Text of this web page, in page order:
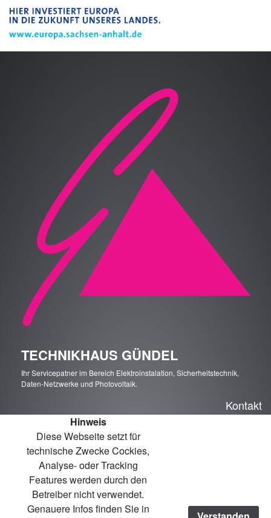
TECHNIKHAUS GÜNDEL
Ihr Servicepatner im Bereich Elektroinstalation, Sicherheitstechnik,
Daten-Netzwerke und Photovoltaik.
Kontakt
info(at)technikhaus-guendel.de
Johannes-Göderitz-Straße 98, 39130 Magdeburg
Nutzungsbedingungen
Hinweis
Diese Webseite setzt für
technische Zwecke Cockies,
Analyse- oder Tracking
Features werden durch den
Betreiber nicht verwendet.
Genauere Infos finden Sie in